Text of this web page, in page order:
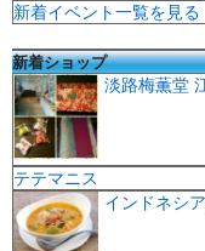
新着イベント一覧を見る
新着ショップ
淡路梅薫堂
テテマニス
インドネシ